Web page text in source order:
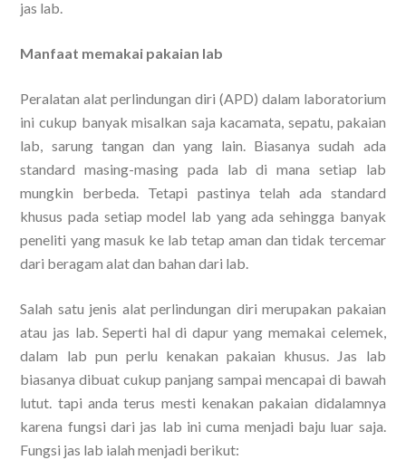
jas lab.
Manfaat memakai pakaian lab
Peralatan alat perlindungan diri (APD) dalam laboratorium
ini cukup banyak misalkan saja kacamata, sepatu, pakaian
lab, sarung tangan dan yang lain. Biasanya sudah ada
standard masing-masing pada lab di mana setiap lab
mungkin berbeda. Tetapi pastinya telah ada standard
khusus pada setiap model lab yang ada sehingga banyak
peneliti yang masuk ke lab tetap aman dan tidak tercemar
dari beragam alat dan bahan dari lab.
Salah satu jenis alat perlindungan diri merupakan pakaian
atau jas lab. Seperti hal di dapur yang memakai celemek,
dalam lab pun perlu kenakan pakaian khusus. Jas lab
biasanya dibuat cukup panjang sampai mencapai di bawah
lutut. tapi anda terus mesti kenakan pakaian didalamnya
karena fungsi dari jas lab ini cuma menjadi baju luar saja.
Fungsi jas lab ialah menjadi berikut: